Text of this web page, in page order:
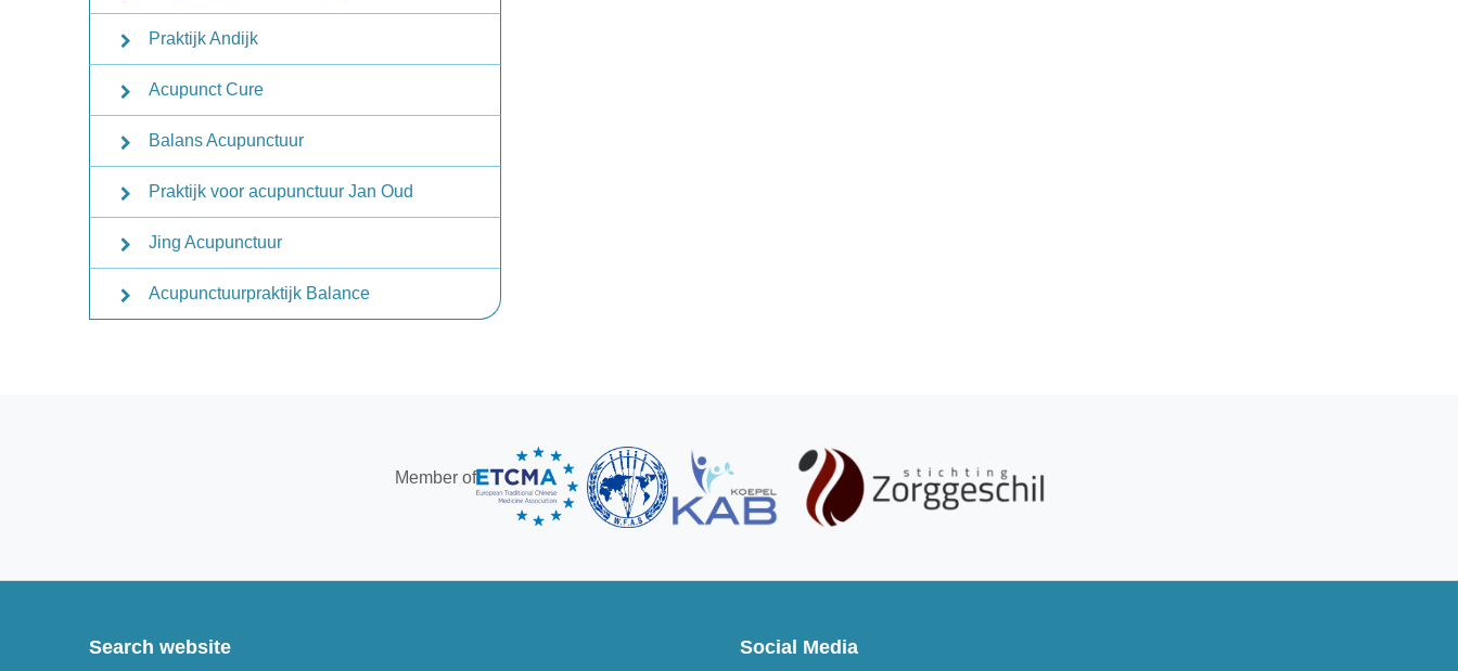
Praktijk Andijk
Acupunct Cure
Balans Acupunctuur
Praktijk voor acupunctuur Jan Oud
Jing Acupunctuur
Acupunctuurpraktijk Balance
Member of
Search website Social Media